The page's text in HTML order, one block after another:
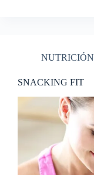
NUTRICIÓN
SNACKING FIT